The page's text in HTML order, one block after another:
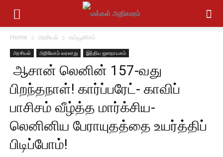
Home அரசியல் கம்யூனிசம்
அரசியல் அறிவோம் வரலாறு இந்திய ஜனநாயகம்
ஆசான் லெனின் 157-வது
பிறந்தநாள்! கார்ப்பரேட்- காவிப்
பாசிசம் வீழ்த்த மார்க்சிய-
லெனினிய பேராயுதத்தை உயர்த்திப்
பிடிப்போம்!